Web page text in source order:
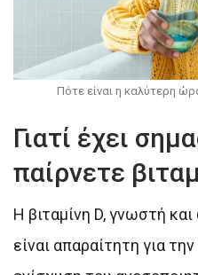
Πότε είναι η καλύτερη
Γιατί έχει
παίρνετε
Η βιταμίνη D, γνωστή
είναι απαραίτητη για